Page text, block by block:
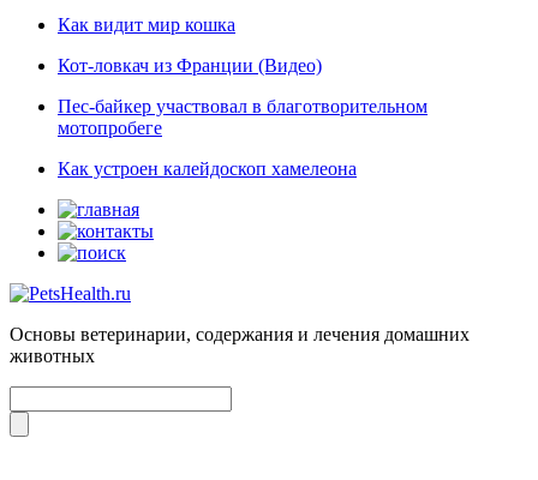
Как видит мир кошка
Кот-ловкач из Франции (Видео)
Пес-байкер участвовал в благотворительном
мотопробеге
Как устроен калейдоскоп хамелеона
Основы ветеринарии, содержания и лечения домашних
животных